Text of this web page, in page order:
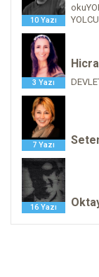
10 Yazı
3 Yazı
7 Yazı
16 Yazı